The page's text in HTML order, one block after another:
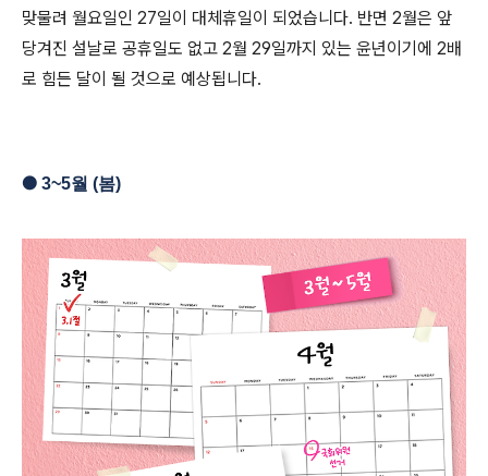
맞물려 월요일인 27일이 대체휴일이 되었습니다. 반면 2월은 앞
당겨진 설날로 공휴일도 없고 2월 29일까지 있는 윤년이기에 2배
로 힘든 달이 될 것으로 예상됩니다.
● 3~5월 (봄)